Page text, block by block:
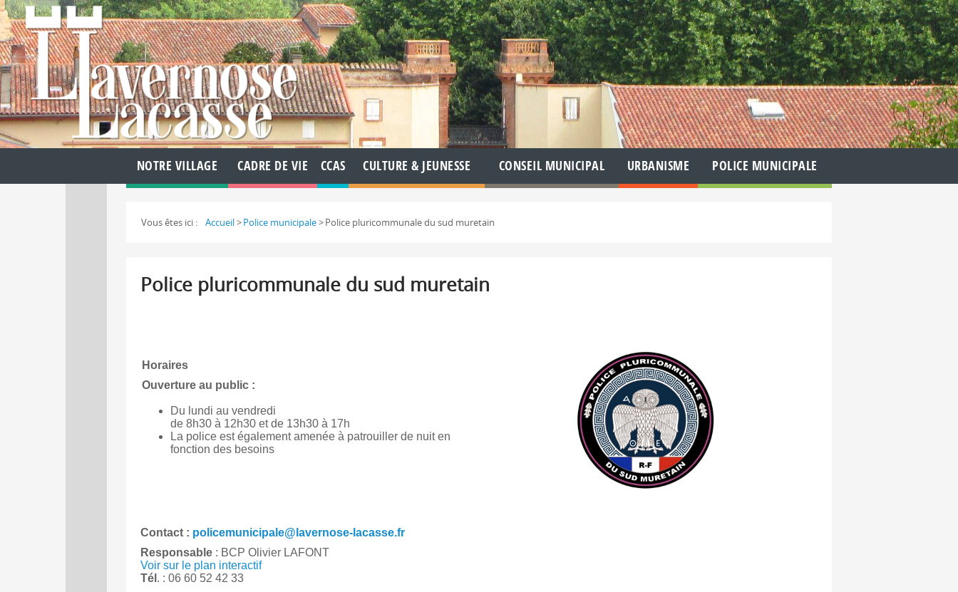
NOTRE VILLAGE CADRE DE VIE CCAS CULTURE & JEUNESSE CONSEIL MUNICIPAL URBANISME POLICE MUNICIPALE
Vous êtes ici : Accueil>Police municipale>Police pluricommunale du sud muretain
Police pluricommunale du sud muretain
Horaires
Ouverture au public :
Du lundi au vendredi
de 8h30 à 12h30 et de 13h30 à 17h
La police est également amenée à patrouiller de nuit en
fonction des besoins
Contact : policemunicipale@lavernose-lacasse.fr
Responsable : BCP Olivier LAFONT
Voir sur le plan interactif
Tél . : 06 60 52 42 33